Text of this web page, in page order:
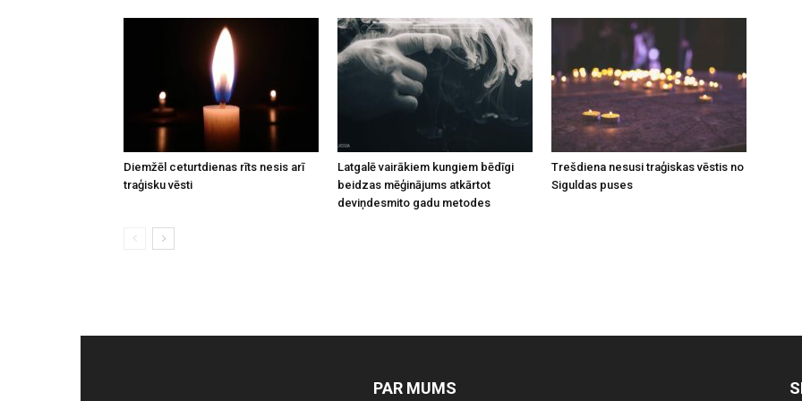
Diemžēl ceturtdienas rīts nesis arī
traģisku vēsti
Latgalē vairākiem kungiem bēdīgi
beidzas mēģinājums atkārtot
deviņdesmito gadu metodes
Trešdiena nesusi traģiskas vēstis no
Siguldas puses
PAR MUMS